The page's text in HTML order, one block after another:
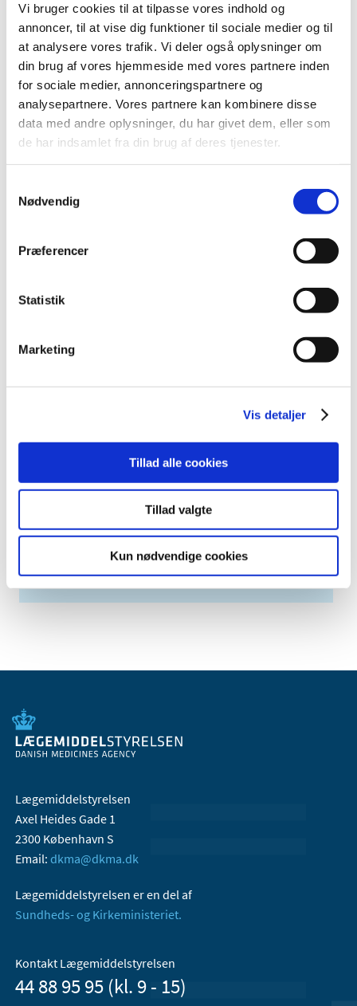
Vi bruger cookies til at tilpasse vores indhold og
annoncer, til at vise dig funktioner til sociale medier og til
at analysere vores trafik. Vi deler også oplysninger om
din brug af vores hjemmeside med vores partnere inden
for sociale medier, annonceringspartnere og
analysepartnere. Vores partnere kan kombinere disse
data med andre oplysninger, du har givet dem, eller som
de har indsamlet fra din brug af deres tjenester.
Nødvendig
Præferencer
Statistik
Marketing
Vis detaljer
Tillad alle cookies
Tillad valgte
Kun nødvendige cookies
november (1)
oktober (2)
september (2)
august (2)
juli (1)
juni (1)
maj (2)
marts (1)
2010 (7)
2008 (8)
2006 (9)
Sikkerhedsmeddelelser om medicinsk udstyr
Høringer på Høringsportalen
Se Lægemiddelstyrelsens høringer på
Lægemiddelstyrelsen
Axel Heides Gade 1
2300 København S
Email: dkma@dkma.dk
Lægemiddelstyrelsen er en del af
Sundheds- og Kirkeministeriet.
Kontakt Lægemiddelstyrelsen
44 88 95 95 (kl. 9 - 15)